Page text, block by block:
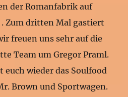
der Romanfabrik auf
Zum dritten Mal gastiert
freuen uns sehr auf die
Team um Gregor Praml.
wieder das Soulfood
Brown und Sportwagen.